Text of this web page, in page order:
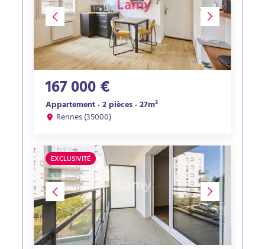
167 000 €
Appartement · 2 pièces · 27m²
Rennes (35000)
EXCLUSIVITÉ